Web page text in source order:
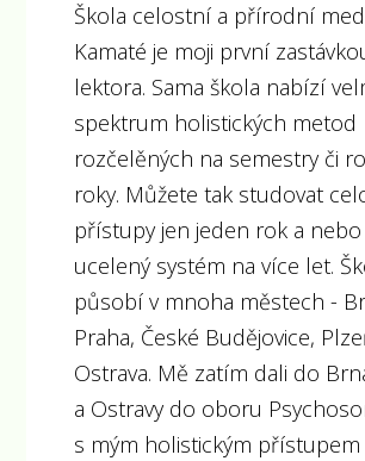
Škola celostní a přírodní
Kamaté je moji první
lektora. Sama škola nabízí
spektrum holistických metod
rozčelěných na semestry či
roky. Můžete tak studovat
přístupy jen jeden rok a
ucelený systém na více let.
působí v mnoha městech -
Praha, České Budějovice,
Ostrava. Mě zatím dali do
a Ostravy do oboru
s mým holistickým přístupem